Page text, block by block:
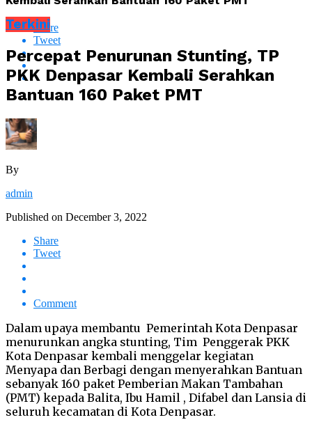
Share
Tweet
Terkini
Percepat Penurunan Stunting, TP
PKK Denpasar Kembali Serahkan
Bantuan 160 Paket PMT
By
admin
Published on December 3, 2022
Share
Tweet
Comment
Dalam upaya membantu Pemerintah Kota Denpasar
menurunkan angka stunting, Tim Penggerak PKK
Kota Denpasar kembali menggelar kegiatan
Menyapa dan Berbagi dengan menyerahkan Bantuan
sebanyak 160 paket Pemberian Makan Tambahan
(PMT) kepada Balita, Ibu Hamil , Difabel dan Lansia di
seluruh kecamatan di Kota Denpasar.